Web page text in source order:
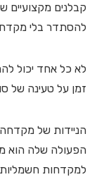
קבלנים מקצועיים
להסתדר בלי
לא כל אחד יכול
זמן על טעינה של
הניידות של
הפעולה שלה הוא
למקדחות חשמליות